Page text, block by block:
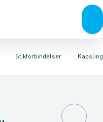
Forgreningsmateriel
Stikforbindelser
og softstartere
til industrielle konnektorer